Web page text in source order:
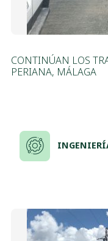
CONTINÚAN LOS
PERIANA, MÁLAGA